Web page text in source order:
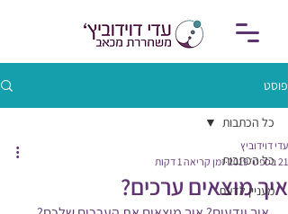
פוסט
כל הכתבות
מעניין לדעת
כל הכתבות
איך מוצאים ערכים?
עדי דוידוביץ
21 בספט׳ 2019
זמן קריאה 1 דקות